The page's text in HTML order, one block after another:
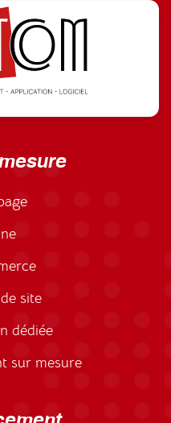
site
dédiée
sur mesure